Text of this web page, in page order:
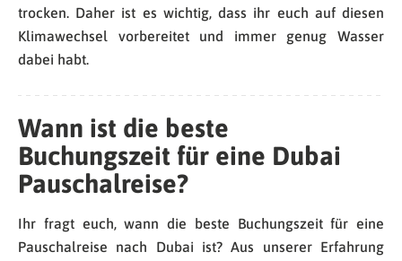
trocken. Daher ist es wichtig, dass ihr euch auf diesen
Klimawechsel vorbereitet und immer genug Wasser
dabei habt.
Wann ist die beste
Buchungszeit für eine Dubai
Pauschalreise?
Ihr fragt euch, wann die beste Buchungszeit für eine
Pauschalreise nach Dubai ist? Aus unserer Erfahrung